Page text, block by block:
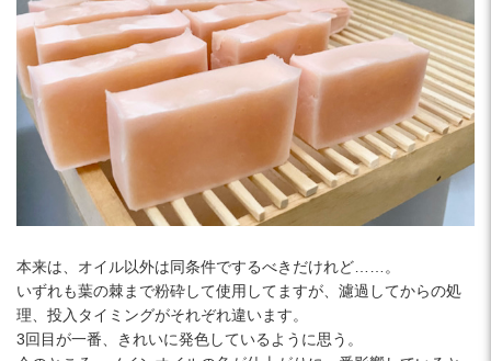
本来は、オイル以外は同条件でするべきだけれど……。
いずれも葉の棘まで粉砕して使用してますが、濾過してからの処
理、投入タイミングがそれぞれ違います。
3回目が一番、きれいに発色しているように思う。